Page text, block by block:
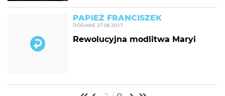
PAPIEŻ FRANCISZEK
DODANE 27.06.2017
Rewolucyjna modlitwa Maryi